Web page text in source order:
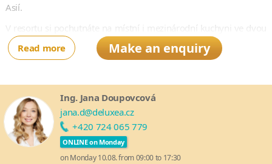
Asií.
V resortu si pochutnáte na místní i mezinárodní kuchyni ve dvou
restauracích, osvěžení vám poskytnou čtyři bary včetně swim-up
baru.
možnost strávit dovolenou přesně podle jejich gusta. Ať už jste
milovníci opalování se na pláži a plavání v průzračném oceánu,
nebo naopak dobrodruzi, kteří rádi vyrážejí na nezapomenutelná
dobrodružství, The Royal Zanzibar je tím pravým místem pro
vás.
Read more Make an enquiry
Ing. Jana Doupovcová
jana.d@deluxea.cz
+420 724 065 779
ONLINE on Monday
on Monday 10.08. from 09:00 to 17:30